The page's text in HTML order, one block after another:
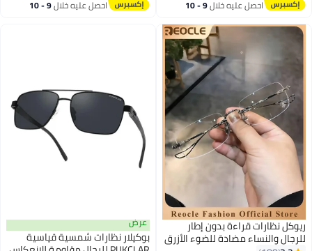
تم بيع +10 مؤخرًا
#15 في أزياء النساء
احصل عليه خلال 9 - 10
اغسطس
احصل عليه خلال 9 - 10
اغسطس
ريوكل نظارات قراءة بدون إطار
للرجال والنساء مضادة للضوء الأزرق
عرض
بوكيلار نظارات شمسية قياسية